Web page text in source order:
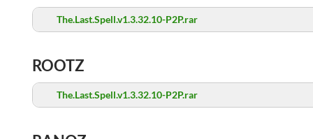
The.Last.Spell.v1.3.32.10-P2P.rar
ROOTZ
The.Last.Spell.v1.3.32.10-P2P.rar